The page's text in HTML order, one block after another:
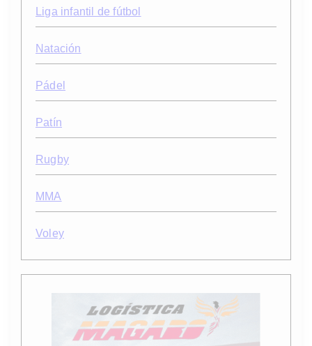
Liga infantil de fútbol
Natación
Pádel
Patín
Rugby
MMA
Voley